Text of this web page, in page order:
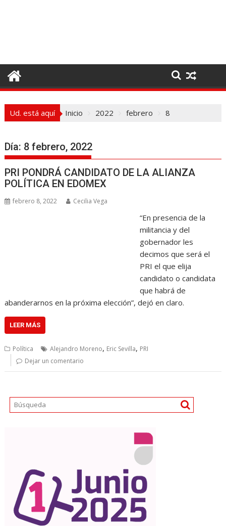
o
t
Ud. está aquí Inicio 2022 febrero 8
Día: 8 febrero, 2022
PRI PONDRÁ CANDIDATO DE LA ALIANZA
POLÍTICA EN EDOMEX
febrero 8, 2022 Cecilia Vega
“En presencia de la
militancia y del
gobernador les
decimos que será el
PRI el que elija
candidato o candidata
que habrá de
abanderarnos en la próxima elección”, dejó en claro.
LEER MÁS
Política Alejandro Moreno, Eric Sevilla, PRI
Dejar un comentario